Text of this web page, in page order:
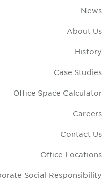
News
About Us
History
Case Studies
Office Space Calculator
Careers
Contact Us
Office Locations
Social Responsibility